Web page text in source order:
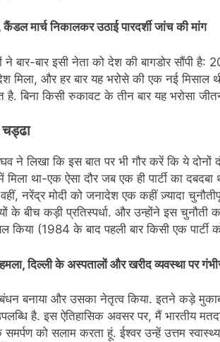
मार्च निकालकर उठाई पारदर्शी जांच की मांग
बार-बार इसी नेता को देश की बागडोर सौंपी
मिला, और हर बार यह भरोसे की एक नई मिसाल
है. बिना किसी रुकावट के तीन बार यह भरोसा
ने लिखा कि इस बात पर भी गौर करें कि ये
था-एक ऐसा दौर जब एक ही पार्टी का
नरेंद्र मोदी को जनादेश एक कहीं ज़्यादा
के बीच कड़ी प्रतिस्पर्धा. और उन्होंने इस चुनौती
(1984 के बाद पहली बार किसी एक पार्टी
दिल्ली के अस्पतालों और खरीद व्यवस्था पर
बनाया और उसका नेतृत्व किया. इतने कड़े
है. इस ऐतिहासिक अवसर पर, मैं भारतीय
को सलाम करता हूं. ईश्वर उन्हें उत्तम